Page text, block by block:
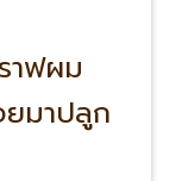
าฟผม
มาปลูก